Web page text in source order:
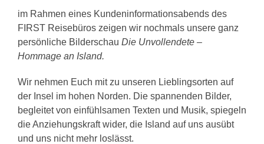
im Rahmen eines Kundeninformationsabends des
FIRST Reisebüros zeigen wir nochmals unsere ganz
persönliche Bilderschau Die Unvollendete –
Hommage an Island.
Wir nehmen Euch mit zu unseren Lieblingsorten auf
der Insel im hohen Norden. Die spannenden Bilder,
begleitet von einfühlsamen Texten und Musik, spiegeln
die Anziehungskraft wider, die Island auf uns ausübt
und uns nicht mehr loslässt.